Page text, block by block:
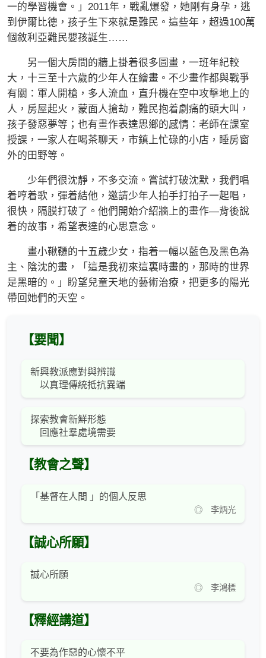
一的學習機會。」2011年，戰亂爆發，她剛有身孕，逃
到伊爾比德，孩子生下來就是難民。這些年，超過100萬
個敘利亞難民嬰孩誕生……
另一個大房間的牆上掛着很多圖畫，一班年紀較
大，十三至十六歲的少年人在繪畫。不少畫作都與戰爭
有關：軍人開槍，多人流血，直升機在空中攻擊地上的
人，房屋起火，蒙面人搶劫，難民抱着劇痛的頭大叫，
孩子發惡夢等；也有畫作表達思鄉的感情：老師在課室
授課，一家人在喝茶聊天，市鎮上忙碌的小店，睡房窗
外的田野等。
少年們很沈靜，不多交流。嘗試打破沈默，我們唱
着哼着歌，彈着結他，邀請少年人拍手打拍子一起唱，
很快，隔膜打破了。他們開始介紹牆上的畫作—背後說
着的故事，希望表達的心思意念。
畫小鞦韆的十五歲少女，指着一幅以藍色及黑色為
主、陰沈的畫，「這是我初來這裏時畫的，那時的世界
是黑暗的。」盼望兒童天地的藝術治療，把更多的陽光
帶回她們的天空。
【要聞】
新興教派應對與辨識
以真理傳統抵抗異端
探索教會新鮮形態
回應社羣處境需要
【教會之聲】
「基督在人間 」的個人反思
◎ 李炳光
【誠心所願】
誠心所願
◎ 李鴻標
【釋經講道】
不要為作惡的心懷不平